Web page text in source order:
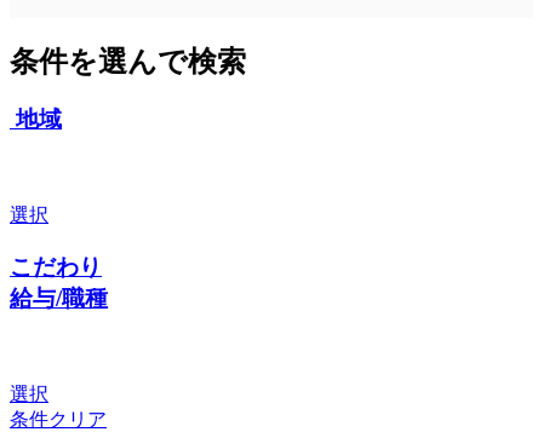
条件を選んで検索
地域
選択
こだわり
給与/職種
選択
条件クリア